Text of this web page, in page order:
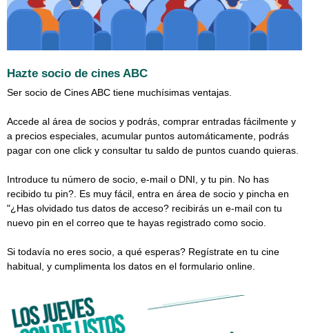
Hazte socio de cines ABC
Ser socio de Cines ABC tiene muchísimas ventajas.
Accede al área de socios y podrás, comprar entradas fácilmente y
a precios especiales, acumular puntos automáticamente, podrás
pagar con one click y consultar tu saldo de puntos cuando quieras.
Introduce tu número de socio, e-mail o DNI, y tu pin. No has
recibido tu pin?. Es muy fácil, entra en área de socio y pincha en
"¿Has olvidado tus datos de acceso? recibirás un e-mail con tu
nuevo pin en el correo que te hayas registrado como socio.
Si todavía no eres socio, a qué esperas? Regístrate en tu cine
habitual, y cumplimenta los datos en el formulario online.